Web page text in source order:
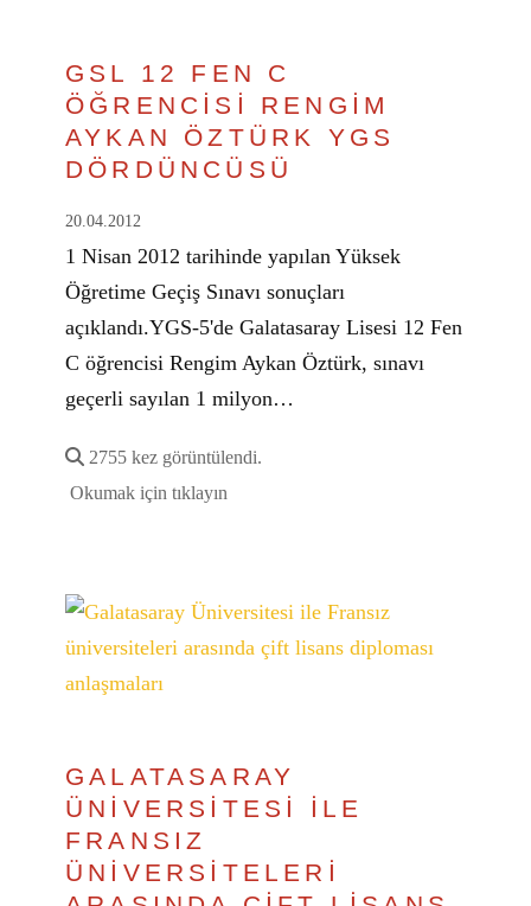
GSL 12 FEN C
ÖĞRENCİSİ RENGİM
AYKAN ÖZTÜRK YGS
DÖRDÜNCÜSÜ
20.04.2012
1 Nisan 2012 tarihinde yapılan Yüksek
Öğretime Geçiş Sınavı sonuçları
açıklandı.YGS-5'de Galatasaray Lisesi 12 Fen
C öğrencisi Rengim Aykan Öztürk, sınavı
geçerli sayılan 1 milyon…
2755 kez görüntülendi.
Okumak için tıklayın
GALATASARAY
ÜNİVERSİTESİ İLE
FRANSIZ
ÜNİVERSİTELERİ